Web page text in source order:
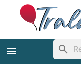
search